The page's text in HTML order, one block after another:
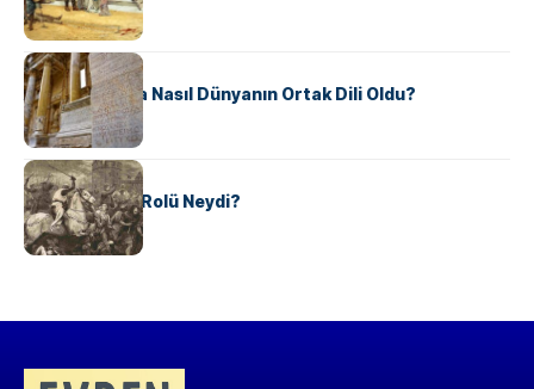
KÜLTÜR
Antik Yunanca Nasıl Dünyanın Ortak Dili Oldu?
KÜLTÜR
Valdensler’in Rolü Neydi?